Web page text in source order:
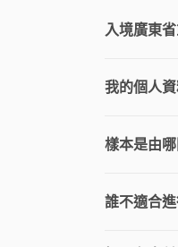
入境廣東
我的個人
樣本是由
誰不適合